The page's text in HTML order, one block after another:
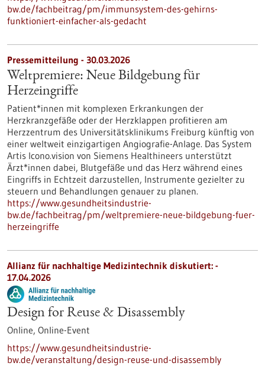
bw.de/fachbeitrag/pm/immunsystem-des-gehirns-
funktioniert-einfacher-als-gedacht
Pressemitteilung - 30.03.2026
Weltpremiere: Neue Bildgebung für
Herzeingriffe
Patient*innen mit komplexen Erkrankungen der
Herzkranzgefäße oder der Herzklappen profitieren am
Herzzentrum des Universitätsklinikums Freiburg künftig von
einer weltweit einzigartigen Angiografie-Anlage. Das System
Artis Icono.vision von Siemens Healthineers unterstützt
Ärzt*innen dabei, Blutgefäße und das Herz während eines
Eingriffs in Echtzeit darzustellen, Instrumente gezielter zu
steuern und Behandlungen genauer zu planen.
https://www.gesundheitsindustrie-
bw.de/fachbeitrag/pm/weltpremiere-neue-bildgebung-fuer-
herzeingriffe
Allianz für nachhaltige Medizintechnik diskutiert: -
17.04.2026
Design for Reuse & Disassembly
Online, Online-Event
https://www.gesundheitsindustrie-
bw.de/veranstaltung/design-reuse-und-disassembly